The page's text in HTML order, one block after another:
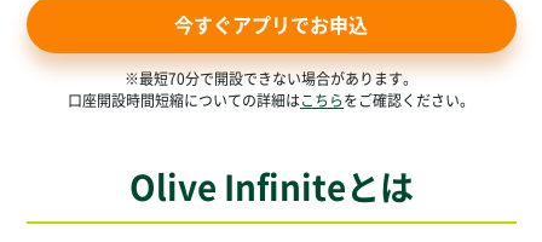
今すぐアプリでお申込
※最短70分で開設できない場合があります。
口座開設時間短縮についての詳細はこちらをご確認ください。
Olive Infiniteとは